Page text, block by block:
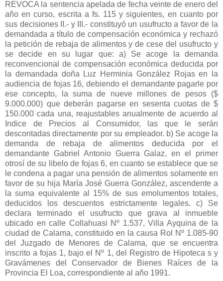
REVOCA la sentencia apelada de fecha veinte de enero del
año en curso, escrita a fs. 115 y siguientes, en cuanto por
sus decisiones II.- y III.- constituyó un usufructo a favor de la
demandada a título de compensación económica y rechazó
la petición de rebaja de alimentos y de cese del usufructo y
se decide en su lugar que: a) Se acoge la demanda
reconvencional de compensación económica deducida por
la demandada doña Luz Herminia González Rojas en la
audiencia de fojas 16, debiendo el demandante pagarle por
ese concepto, la suma de nueve millones de pesos ($
9.000.000) que deberán pagarse en sesenta cuotas de $
150.000 cada una, reajustables anualmente de acuerdo al
Indice de Precios al Consumidor, las que le serán
descontadas directamente por su empleador. b) Se acoge la
demanda de rebaja de alimentos deducida por el
demandante Gabriel Antonio Guerra Galaz, en el primer
otrosí de su libelo de fojas 6, en cuanto se establece que se
le condena a pagar una pensión de alimentos solamente en
favor de su hija María José Guerra González, ascendente a
la suma equivalente al 15% de sus emolumentos totales,
deducidos los descuentos estrictamente legales. c) Se
declara terminado el usufructo que grava al inmueble
ubicado en calle Collahuasi Nº 1.537, Villa Ayquina de la
ciudad de Calama, constituido en la causa Rol Nº 1.085-90
del Juzgado de Menores de Calama, que se encuentra
inscrito a fojas 1, bajo el Nº 1, del Registro de Hipoteca s y
Gravámenes del Conservador de Bienes Raíces de la
Provincia El Loa, correspondiente al año 1991.